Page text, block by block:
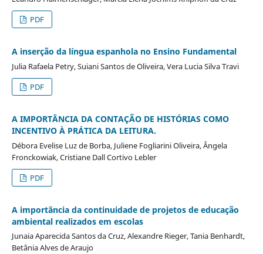
PDF
A inserção da língua espanhola no Ensino Fundamental
Julia Rafaela Petry, Suiani Santos de Oliveira, Vera Lucia Silva Travi
PDF
A IMPORTÂNCIA DA CONTAÇÃO DE HISTÓRIAS COMO
INCENTIVO À PRÁTICA DA LEITURA.
Débora Evelise Luz de Borba, Juliene Fogliarini Oliveira, Ângela
Fronckowiak, Cristiane Dall Cortivo Lebler
PDF
A importância da continuidade de projetos de educação
ambiental realizados em escolas
Junaia Aparecida Santos da Cruz, Alexandre Rieger, Tania Benhardt,
Betânia Alves de Araujo